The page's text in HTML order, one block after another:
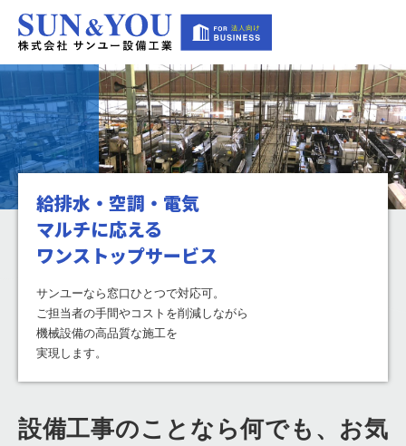
給排水・空調・電気
マルチに応える
ワンストップサービス
サンユーなら窓口ひとつで対応可。
ご担当者の手間やコストを削減しながら
機械設備の高品質な施工を
実現します。
設備工事のことなら何でも、お気